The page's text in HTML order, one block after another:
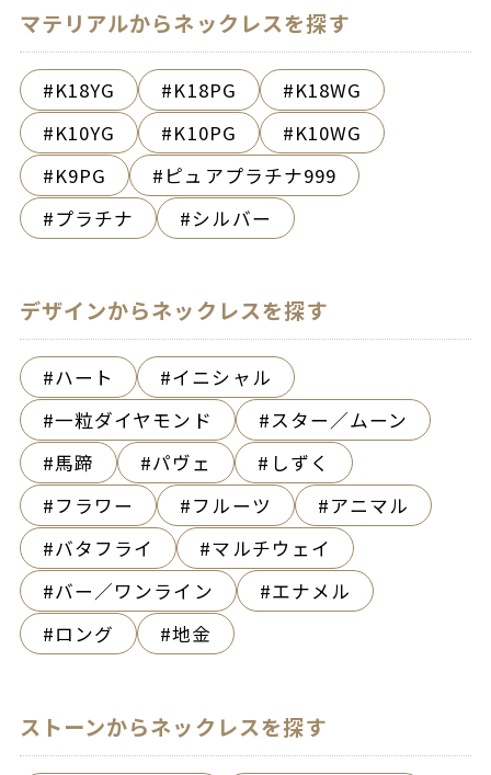
マテリアルからネックレスを探す
K18YG K18PG
K18WG
K10YG
K10PG
K10WG
K9PG
ピュアプラチナ999
プラチナ
シルバー
デザインからネックレスを探す
ハート
イニシャル
一粒ダイヤモンド
スター／ムーン
馬蹄
パヴェ
しずく
フラワー
フルーツ
アニマル
バタフライ
マルチウェイ
バー／ワンライン
エナメル
ロング
地金
ストーンからネックレスを探す